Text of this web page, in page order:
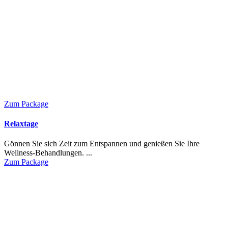
Zum Package
Relaxtage
Gönnen Sie sich Zeit zum Entspannen und genießen Sie Ihre
Wellness-Behandlungen. ...
Zum Package